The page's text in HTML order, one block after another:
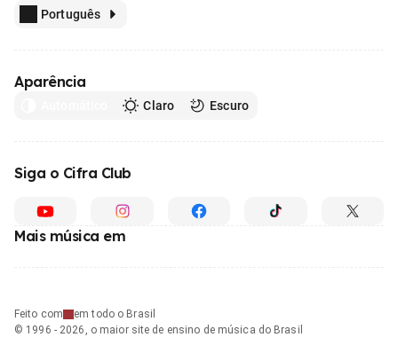
Português
Aparência
Claro Escuro
Siga o Cifra Club
Mais música em
Feito com
em todo o Brasil
© 1996 - 2026, o maior site de ensino de música do Brasil